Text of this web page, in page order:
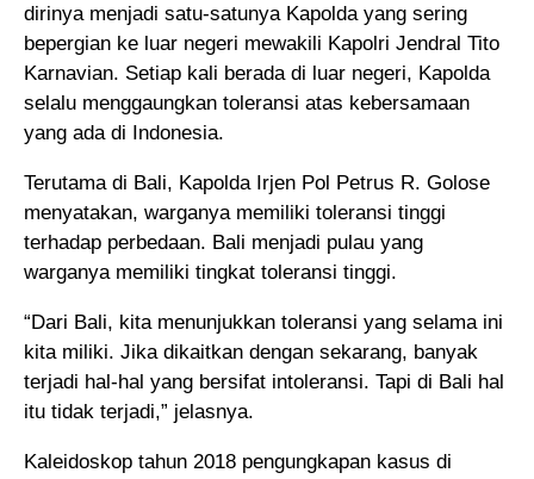
dirinya menjadi satu-satunya Kapolda yang sering
bepergian ke luar negeri mewakili Kapolri Jendral Tito
Karnavian. Setiap kali berada di luar negeri, Kapolda
selalu menggaungkan toleransi atas kebersamaan
yang ada di Indonesia.
Terutama di Bali, Kapolda Irjen Pol Petrus R. Golose
menyatakan, warganya memiliki toleransi tinggi
terhadap perbedaan. Bali menjadi pulau yang
warganya memiliki tingkat toleransi tinggi.
“Dari Bali, kita menunjukkan toleransi yang selama ini
kita miliki. Jika dikaitkan dengan sekarang, banyak
terjadi hal-hal yang bersifat intoleransi. Tapi di Bali hal
itu tidak terjadi,” jelasnya.
Kaleidoskop tahun 2018 pengungkapan kasus di